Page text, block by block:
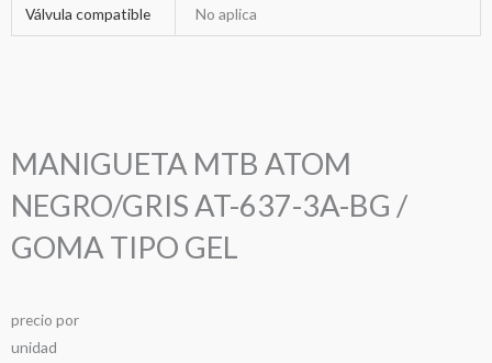
Válvula compatible No aplica
MANIGUETA MTB ATOM
NEGRO/GRIS AT-637-3A-BG /
GOMA TIPO GEL
precio por
unidad